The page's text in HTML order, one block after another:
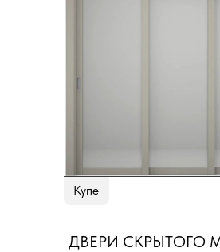
Купе
ДВЕРИ СКРЫТОГО